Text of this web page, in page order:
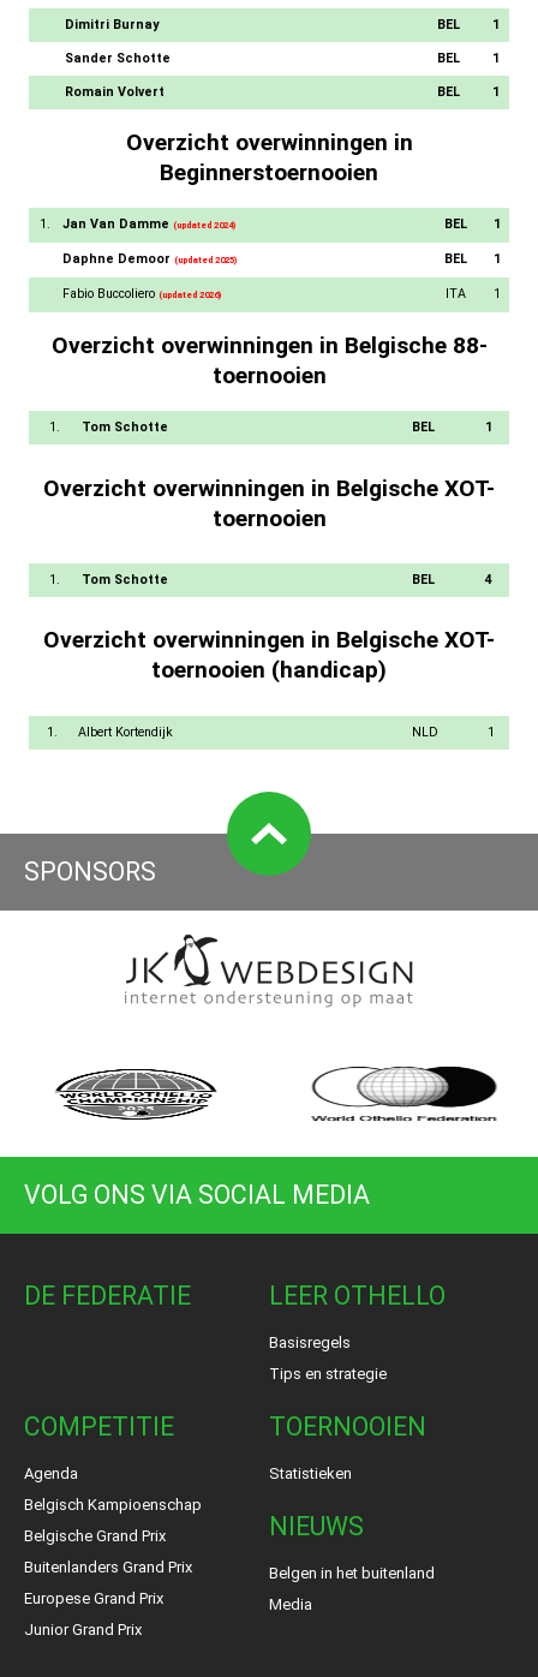
Dimitri Burnay BEL 1
Sander Schotte BEL 1
Romain Volvert BEL 1
Overzicht overwinningen in
Beginnerstoernooien
1. Jan Van Damme (updated 2024) BEL 1
Daphne Demoor (updated 2025) BEL 1
Fabio Buccoliero (updated 2026) ITA 1
Overzicht overwinningen in Belgische 88-
toernooien
1. Tom Schotte BEL 1
Overzicht overwinningen in Belgische XOT-
toernooien
1. Tom Schotte BEL 4
Overzicht overwinningen in Belgische XOT-
toernooien (handicap)
1. Albert Kortendijk NLD 1
SPONSORS
VOLG ONS VIA SOCIAL MEDIA
DE FEDERATIE LEER OTHELLO
Basisregels
Tips en strategie
COMPETITIE
Agenda
Belgisch Kampioenschap
Belgische Grand Prix
Buitenlanders Grand Prix
Europese Grand Prix
Junior Grand Prix
TOERNOOIEN
Statistieken
NIEUWS
Belgen in het buitenland
Media